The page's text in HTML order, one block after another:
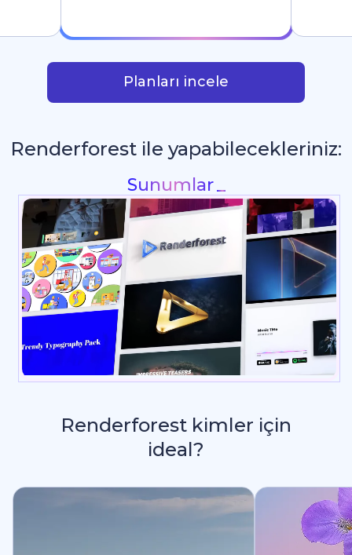
Planları incele
Renderforest ile yapabilecekleriniz:
Sosyal Medya Grafikleri
Renderforest kimler için
ideal?